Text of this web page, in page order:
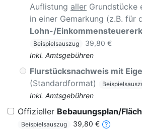
Auflistung aller Grundstücke
in einer Gemarkung (z.B. für
Lohn-/
Beispielsauszug
39,80 €
Inkl. Amtsgebühren
Flurstücksnachweis mit
(Standardformat)
Inkl. Amtsgebühren
Offizieller Bebauungsplan/
Beispielsauszug
39,80 €